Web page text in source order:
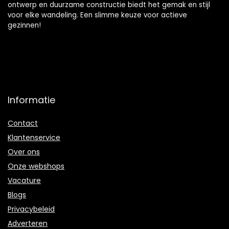
ontwerp en duurzame constructie biedt het gemak en stijl
voor elke wandeling. Een slimme keuze voor actieve
gezinnen!
Informatie
Contact
Klantenservice
Over ons
Onze webshops
Vacature
Blogs
Privacybeleid
Adverteren